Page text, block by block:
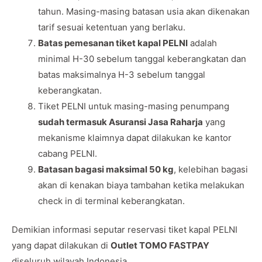
tahun. Masing-masing batasan usia akan dikenakan
tarif sesuai ketentuan yang berlaku.
Batas pemesanan tiket kapal PELNI adalah
minimal H-30 sebelum tanggal keberangkatan dan
batas maksimalnya H-3 sebelum tanggal
keberangkatan.
Tiket PELNI untuk masing-masing penumpang
sudah termasuk Asuransi Jasa Raharja yang
mekanisme klaimnya dapat dilakukan ke kantor
cabang PELNI.
Batasan bagasi maksimal 50 kg, kelebihan bagasi
akan di kenakan biaya tambahan ketika melakukan
check in di terminal keberangkatan.
Demikian informasi seputar reservasi tiket kapal PELNI
yang dapat dilakukan di Outlet TOMO FASTPAY